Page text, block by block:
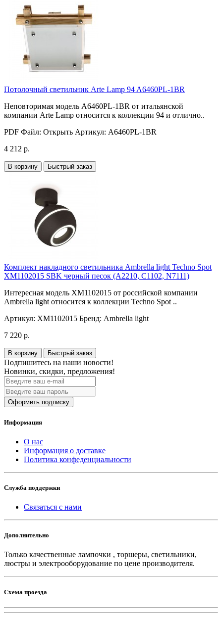
Потолочный светильник Arte Lamp 94 A6460PL-1BR
Неповторимая модель A6460PL-1BR от итальянской
компании Arte Lamp относится к коллекции 94 и отлично..
PDF Файл: Открыть Артикул: A6460PL-1BR
4 212 р.
В корзину Быстрый заказ
Комплект накладного светильника Ambrella light Techno Spot
XM1102015 SBK черный песок (A2210, C1102, N7111)
Интересная модель XM1102015 от российской компании
Ambrella light относится к коллекции Techno Spot ..
Артикул: XM1102015 Бренд: Ambrella light
7 220 р.
В корзину Быстрый заказ
Подпишитесь на наши новости!
Новинки, скидки, предложения!
Оформить подписку
Информация
О нас
Информация о доставке
Политика конфеденциальности
Служба поддержки
Связаться с нами
Дополнительно
Только качественные лампочки , торшеры, светильники,
люстры и электрооборудование по цене производителя.
Схема проезда